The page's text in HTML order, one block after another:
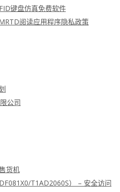
键盘仿真免费软件
阅读应用程序隐私政策
公司
货机
T1AD2060S） – 安全访问